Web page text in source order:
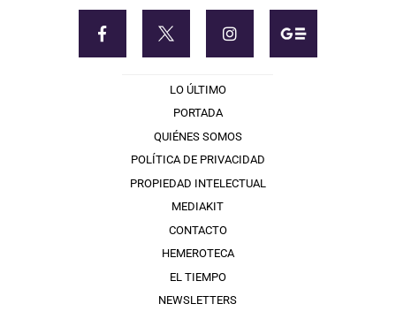
LO ÚLTIMO
PORTADA
QUIÉNES SOMOS
POLÍTICA DE PRIVACIDAD
PROPIEDAD INTELECTUAL
MEDIAKIT
CONTACTO
HEMEROTECA
EL TIEMPO
NEWSLETTERS